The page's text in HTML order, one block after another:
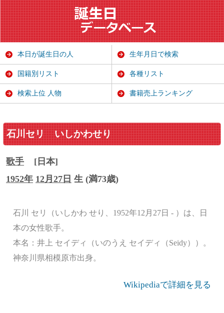
石川セリ いしかわせり
歌手
[日本]
1952年 12月27日 生 (満73歳)
石川 セリ（いしかわ せり、1952年12月27日 - ）は、日
本の女性歌手。
本名：井上 セイディ（いのうえ セイディ（Seidy））。
神奈川県相模原市出身。
Wikipediaで詳細を見る
本日が誕生日の人 生年月日で検索
国籍別リスト 各種リスト
検索上位 人物 書籍売上ランキング